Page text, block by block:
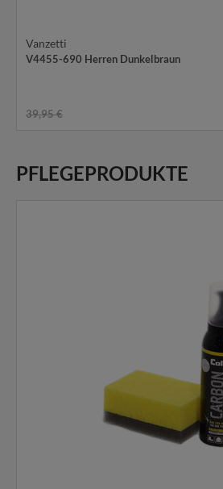
Vanzetti
V4455-690 Herren Dunkelbraun
39,95 €
PFLEGEPRODUKTE